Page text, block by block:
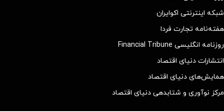
شبکه اینترنتی اکوایران
هفته‌نامه تجارت فردا
روزنامه انگلیسی Financial Tribune
انتشارات دنیای اقتصاد
همایش‌های دنیای اقتصاد
مرکز نوآوری و شتابدهی دنیای اقتصاد